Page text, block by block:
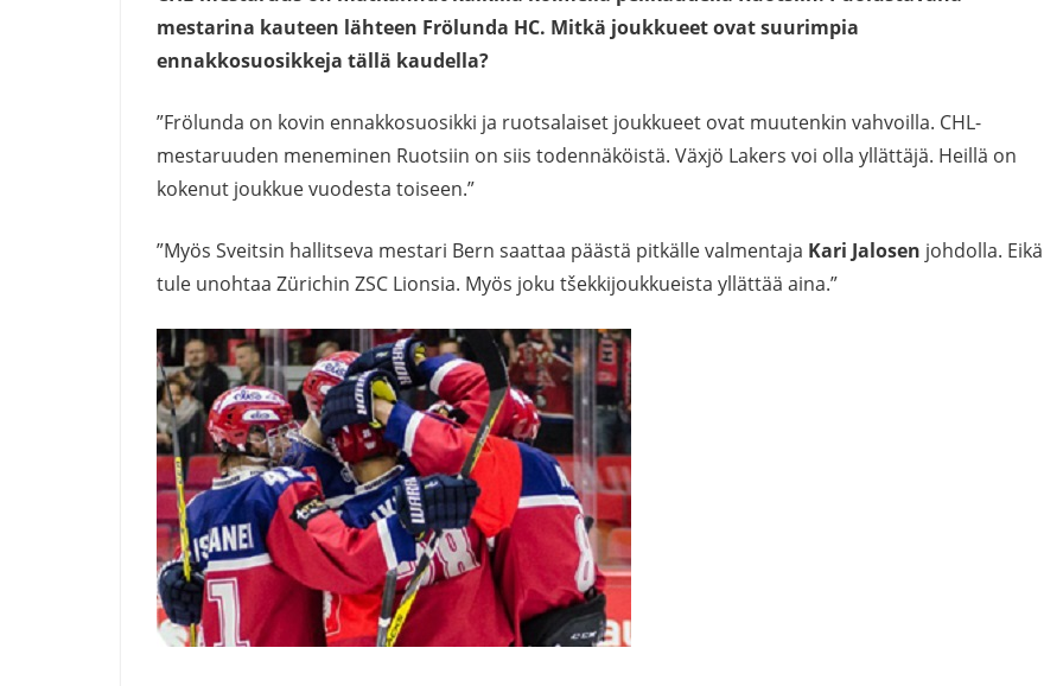
mestarina kauteen lähteen Frölunda HC. Mitkä joukkueet ovat suurimpia
ennakkosuosikkeja tällä kaudella?
”Frölunda on kovin ennakkosuosikki ja ruotsalaiset joukkueet ovat muutenkin vahvoilla. CHL-
mestaruuden meneminen Ruotsiin on siis todennäköistä. Växjö Lakers voi olla yllättäjä. Heillä on
kokenut joukkue vuodesta toiseen.”
”Myös Sveitsin hallitseva mestari Bern saattaa päästä pitkälle valmentaja Kari Jalosen johdolla. Eikä
tule unohtaa Zürichin ZSC Lionsia. Myös joku tšekkijoukkueista yllättää aina.”